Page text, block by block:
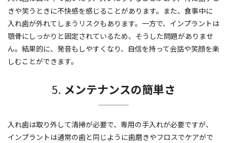
きや笑うときに不快感を感じることがあります。また、食事中に
入れ歯が外れてしまうリスクもあります。一方で、インプラントは
顎骨にしっかりと固定されているため、そうした問題がありませ
ん。結果的に、発音もしやすくなり、自信を持って会話や笑顔を楽
しむことができます。
5. メンテナンスの簡単さ
入れ歯は取り外して清掃が必要で、専用の手入れが必要ですが、
インプラントは通常の歯と同じように歯磨きやフロスでケアがで